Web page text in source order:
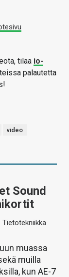
tilaa io-
palautetta
video
Sound
Tietotekniikka
muassa
muilla
kun AE-7